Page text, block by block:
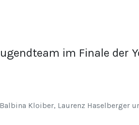
im Finale der
Kloiber, Laurenz Haselberger